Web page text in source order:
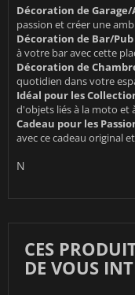
Décoration de
passion et créer une
Décoration de Bar/Pub
à votre bar avec cette
Décoration de
quotidien dans votre
Idéal pour les
d'objets liés à la moto et
Cadeau pour les
avec ce cadeau original
N
CES
DE VOUS